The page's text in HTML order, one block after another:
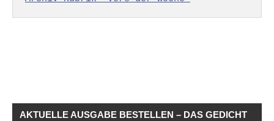
AKTUELLE AUSGABE BESTELLEN – DAS GEDICHT